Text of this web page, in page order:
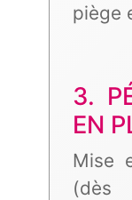
piège
3.
EN
Mise
(dès